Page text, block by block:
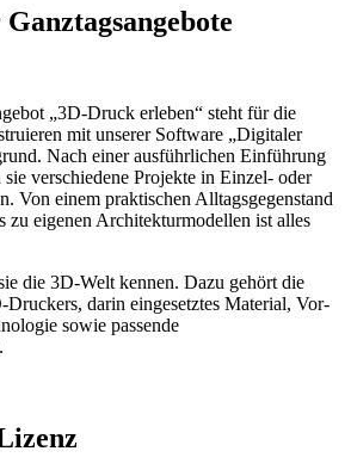
„3D-Druck erleben“ steht für die
mit unserer Software „Digitaler
Nach einer ausführlichen Einführung
verschiedene Projekte in Einzel- oder
Von einem praktischen Alltagsgegenstand
zu eigenen Architekturmodellen ist alles
die 3D-Welt kennen. Dazu gehört die
darin eingesetztes Material, Vor-
sowie passende